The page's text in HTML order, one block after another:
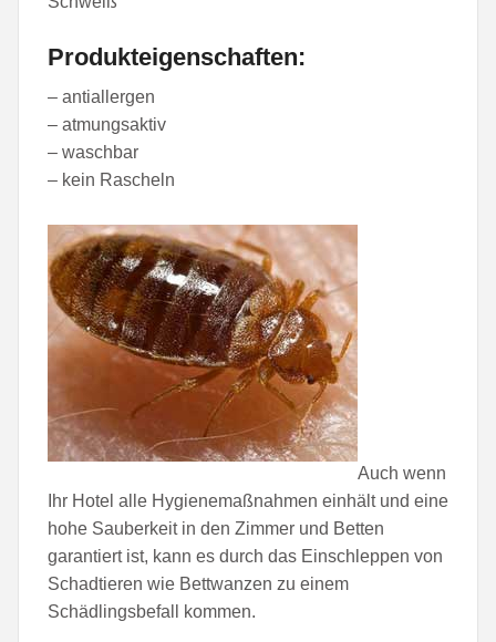
Produkteigenschaften:
– antiallergen
– atmungsaktiv
– waschbar
– kein Rascheln
Auch wenn
Ihr Hotel alle Hygienemaßnahmen einhält und eine
hohe Sauberkeit in den Zimmer und Betten
garantiert ist, kann es durch das Einschleppen von
Schadtieren wie Bettwanzen zu einem
Schädlingsbefall kommen.